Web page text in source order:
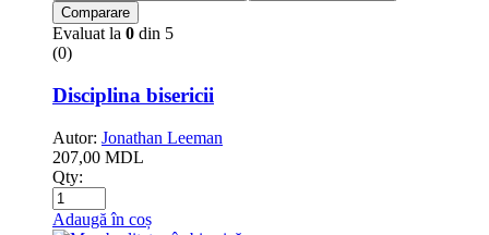
Comparare
Evaluat la 0 din 5
(0)
Disciplina bisericii
Autor: Jonathan Leeman
207,00 MDL
Qty:
Adaugă în coș